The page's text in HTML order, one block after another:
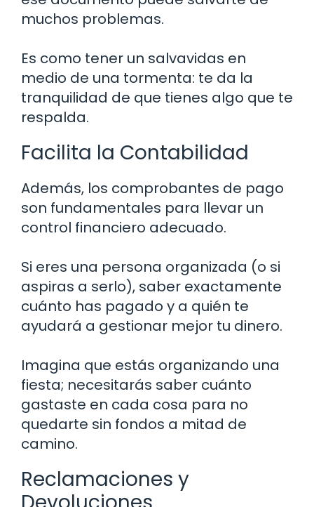
muchos problemas.
Es como tener un salvavidas en
medio de una tormenta: te da la
tranquilidad de que tienes algo que te
respalda.
Facilita la Contabilidad
Además, los comprobantes de pago
son fundamentales para llevar un
control financiero adecuado.
Si eres una persona organizada (o si
aspiras a serlo), saber exactamente
cuánto has pagado y a quién te
ayudará a gestionar mejor tu dinero.
Imagina que estás organizando una
fiesta; necesitarás saber cuánto
gastaste en cada cosa para no
quedarte sin fondos a mitad de
camino.
Reclamaciones y